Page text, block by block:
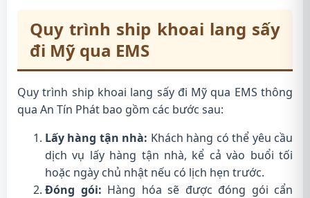
Quy trình ship khoai lang sấy
đi Mỹ qua EMS
Quy trình ship khoai lang sấy đi Mỹ qua EMS thông
qua An Tín Phát bao gồm các bước sau:
Lấy hàng tận nhà: Khách hàng có thể yêu cầu
dịch vụ lấy hàng tận nhà, kể cả vào buổi tối
hoặc ngày chủ nhật nếu có lịch hẹn trước.
Đóng gói: Hàng hóa sẽ được đóng gói cẩn